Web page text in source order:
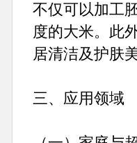
不仅可以加工
度的大米。此
居清洁及护肤
三、应用领域